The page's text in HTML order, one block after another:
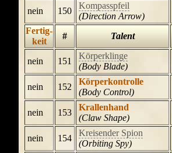
nein 150
Kompasspfeil
(Direction Arrow)
Fertig-
keit
# Talent
nein 151
Körperklinge
(Body Blade)
nein 152
Körperkontrolle
(Body Control)
nein 153
Krallenhand
(Claw Shape)
nein 154
Kreisender Spion
(Orbiting Spy)